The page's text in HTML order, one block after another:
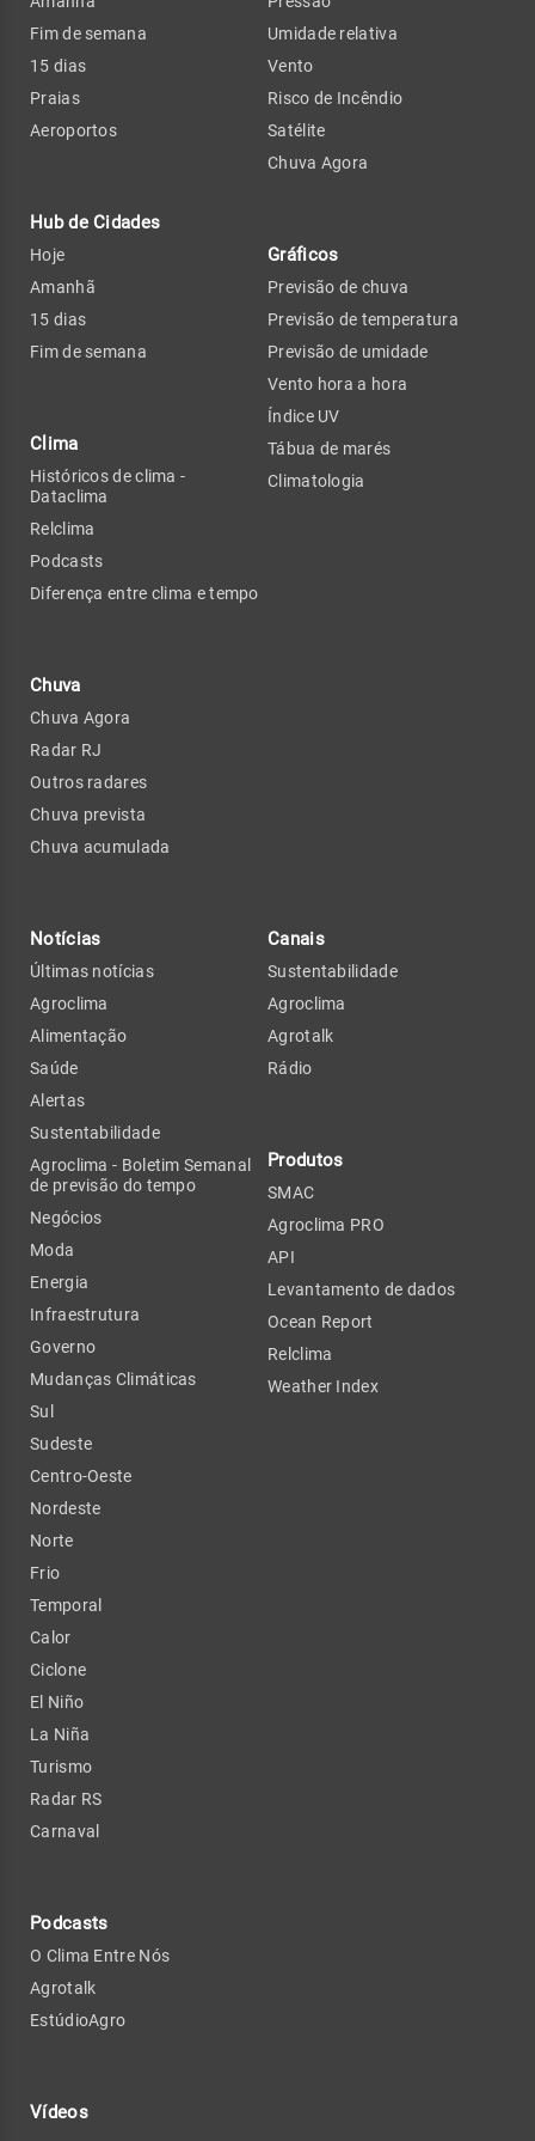
Fim de semana
15 dias
Praias
Aeroportos
Hub de Cidades
Hoje
Amanhã
15 dias
Fim de semana
Clima
Históricos de clima -
Dataclima
Relclima
Podcasts
Diferença entre clima e tempo
Chuva
Chuva Agora
Radar RJ
Outros radares
Chuva prevista
Chuva acumulada
Umidade relativa
Vento
Risco de Incêndio
Satélite
Chuva Agora
Gráficos
Previsão de chuva
Previsão de temperatura
Previsão de umidade
Vento hora a hora
Índice UV
Tábua de marés
Climatologia
Notícias
Últimas notícias
Agroclima
Alimentação
Saúde
Alertas
Sustentabilidade
Agroclima - Boletim Semanal
de previsão do tempo
Negócios
Moda
Energia
Infraestrutura
Governo
Mudanças Climáticas
Sul
Sudeste
Centro-Oeste
Nordeste
Norte
Frio
Temporal
Calor
Ciclone
El Niño
La Niña
Turismo
Radar RS
Carnaval
Podcasts
O Clima Entre Nós
Agrotalk
EstúdioAgro
Vídeos
Canais
Sustentabilidade
Agroclima
Agrotalk
Rádio
Produtos
SMAC
Agroclima PRO
API
Levantamento de dados
Ocean Report
Relclima
Weather Index